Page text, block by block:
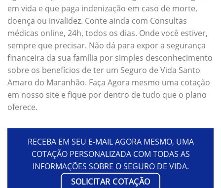
em vida e que paga indenização em caso de morte,
doença ou invalidez. Conte ainda com Consultas
médicas online, 24h, todos os dias. Onde você estiver,
sempre que precisar. Não dá para expor a segurança
financeira da sua família por simples desconhecimento
sobre os benefícios de ter um Seguro de Vida Santo
Amaro do Maranhão. Faça Agora mesmo uma cotação
em nosso site e fique por dentro de tudo que o plano
oferece.
RECEBA EM SEU E-MAIL AGORA MESMO, UMA
COTAÇÃO PERSONALIZADA COM TODAS AS
INFORMAÇÕES SOBRE O SEGURO DE VIDA.
SOLICITAR COTAÇÃO